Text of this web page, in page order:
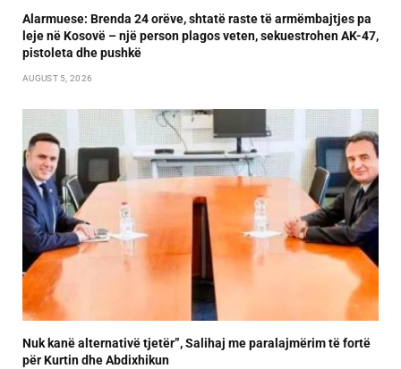
Alarmuese: Brenda 24 orëve, shtatë raste të armëmbajtjes pa
leje në Kosovë – një person plagos veten, sekuestrohen AK-47,
pistoleta dhe pushkë
AUGUST 5, 2026
Nuk kanë alternativë tjetër”, Salihaj me paralajmërim të fortë
për Kurtin dhe Abdixhikun